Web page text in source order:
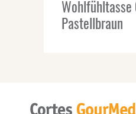
Wohlfühltasse
Pastellbraun